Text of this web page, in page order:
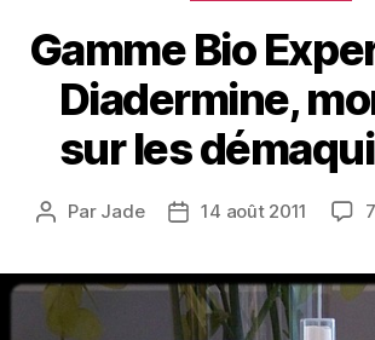
Gamme Bio
Diadermine,
sur les
Auteur
Par Jade
Date14 août 2011